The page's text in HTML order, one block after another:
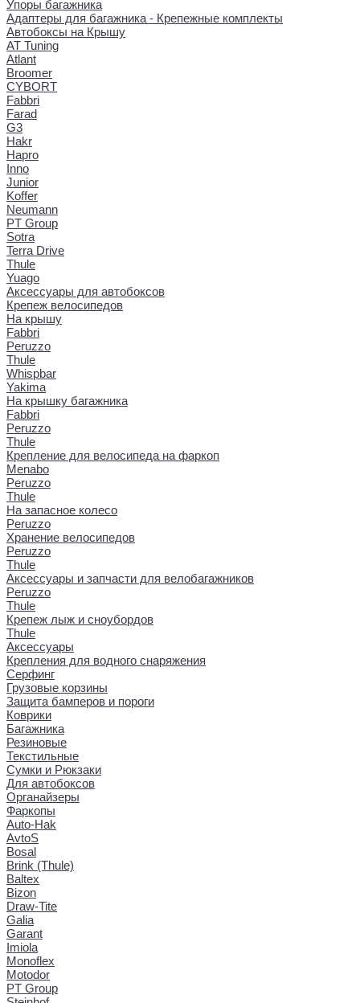
Упоры багажника
Адаптеры для багажника - Крепежные комплекты
Автобоксы на Крышу
AT Tuning
Atlant
Broomer
CYBORT
Fabbri
Farad
G3
Hakr
Hapro
Inno
Junior
Koffer
Neumann
PT Group
Sotra
Terra Drive
Thule
Yuago
Аксессуары для автобоксов
Крепеж велосипедов
На крышу
Fabbri
Peruzzo
Thule
Whispbar
Yakima
На крышку багажника
Fabbri
Peruzzo
Thule
Крепление для велосипеда на фаркоп
Menabo
Peruzzo
Thule
На запасное колесо
Peruzzo
Хранение велосипедов
Peruzzo
Thule
Аксессуары и запчасти для велобагажников
Peruzzo
Thule
Крепеж лыж и сноубордов
Thule
Аксессуары
Крепления для водного снаряжения
Серфинг
Грузовые корзины
Защита бамперов и пороги
Коврики
Багажника
Резиновые
Текстильные
Сумки и Рюкзаки
Для автобоксов
Органайзеры
Фаркопы
Auto-Hak
AvtoS
Bosal
Brink (Thule)
Baltex
Bizon
Draw-Tite
Galia
Garant
Imiola
Monoflex
Motodor
PT Group